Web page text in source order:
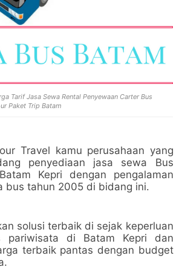
Tarif Jasa Sewa Rental Penyewaan Carter Bus
Paket Trip Batam
Travel kamu perusahaan yang
penyediaan jasa sewa Bus
Kepri dengan pengalaman
bus tahun 2005 di bidang ini.
solusi terbaik di sejak keperluan
pariwisata di Batam Kepri dan
terbaik pantas dengan budget